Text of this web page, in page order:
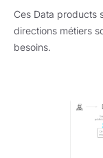
Ces Data products
directions métiers
besoins.